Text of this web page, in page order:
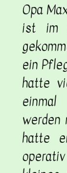
Opa
ist im
ein
hatte
werden
hatte